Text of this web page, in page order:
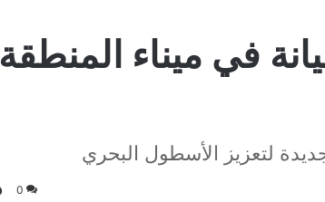
في ميناء المنطقة
لتعزيز الأسطول البحري
0